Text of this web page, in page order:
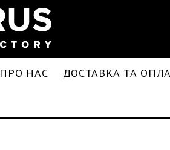
ПРО НАС ДОСТАВКА ТА